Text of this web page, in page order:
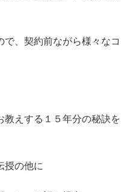
、契約前ながら様々なコ
教えする１５年分の秘訣を
授の他に